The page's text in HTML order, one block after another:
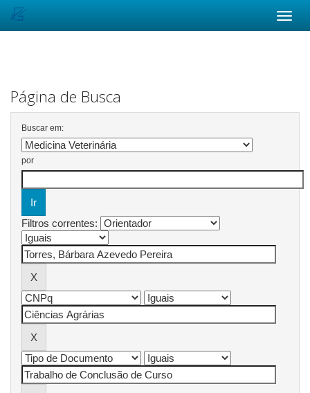
Página de Busca
Buscar em:
por
Filtros correntes: